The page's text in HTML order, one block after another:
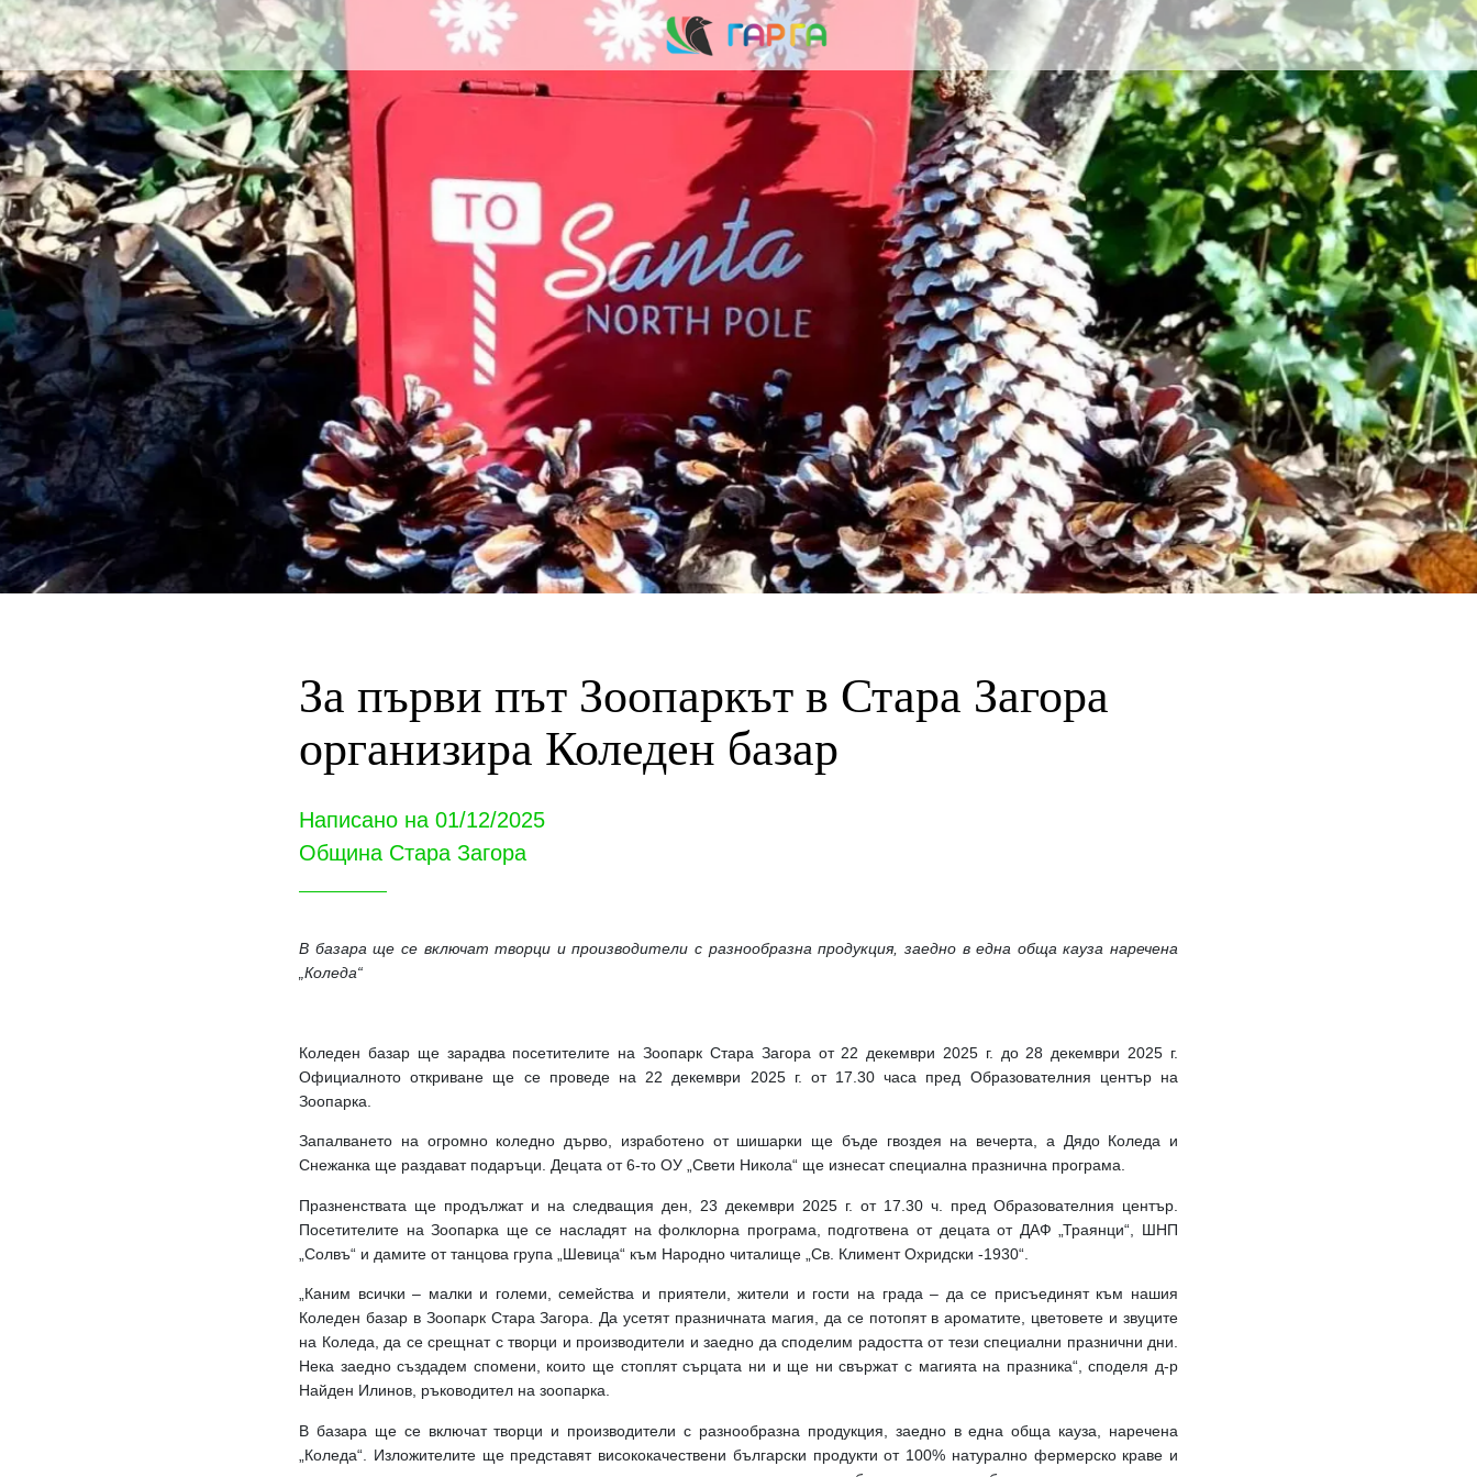
За първи път Зоопаркът в Стара Загора
организира Коледен базар
Написано на 01/12/2025
Община Стара Загора
В базара ще се включат творци и производители с разнообразна продукция, заедно в една обща кауза наречена
„Коледа“
Коледен базар ще зарадва посетителите на Зоопарк Стара Загора от 22 декември 2025 г. до 28 декември 2025 г.
Официалното откриване ще се проведе на 22 декември 2025 г. от 17.30 часа пред Образователния център на
Зоопарка.
Запалването на огромно коледно дърво, изработено от шишарки ще бъде гвоздея на вечерта, а Дядо Коледа и
Снежанка ще раздават подаръци. Децата от 6-то ОУ „Свети Никола“ ще изнесат специална празнична програма.
Празненствата ще продължат и на следващия ден, 23 декември 2025 г. от 17.30 ч. пред Образователния център.
Посетителите на Зоопарка ще се насладят на фолклорна програма, подготвена от децата от ДАФ „Траянци“, ШНП
„Солвъ“ и дамите от танцова група „Шевица“ към Народно читалище „Св. Климент Охридски -1930“.
„Каним всички – малки и големи, семейства и приятели, жители и гости на града – да се присъединят към нашия
Коледен базар в Зоопарк Стара Загора. Да усетят празничната магия, да се потопят в ароматите, цветовете и звуците
на Коледа, да се срещнат с творци и производители и заедно да споделим радостта от тези специални празнични дни.
Нека заедно създадем спомени, които ще стоплят сърцата ни и ще ни свържат с магията на празника“, споделя д-р
Найден Илинов, ръководител на зоопарка.
В базара ще се включат творци и производители с разнообразна продукция, заедно в една обща кауза, наречена
„Коледа“. Изложителите ще представят висококачествени български продукти от 100% натурално фермерско краве и